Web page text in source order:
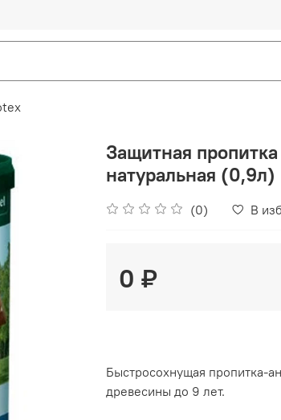
Защитная
натуральная (0,9л)
(0) В
0 ₽
Быстросохнущая пропитка-
древесины до 9 лет.